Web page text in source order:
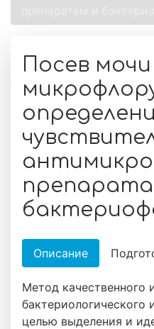
Посев
Описание
Метод качественного
бактериологического
целью выделения и